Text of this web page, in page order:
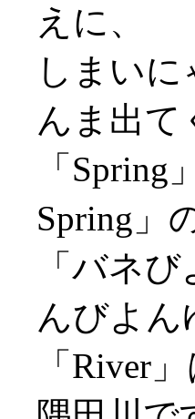
えに、
しまい
んま出て
「
Spring」
「バネ
んびよ
「River